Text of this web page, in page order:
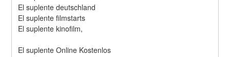
El suplente deutschland
El suplente filmstarts
El suplente kinofilm,
El suplente Online Kostenlos